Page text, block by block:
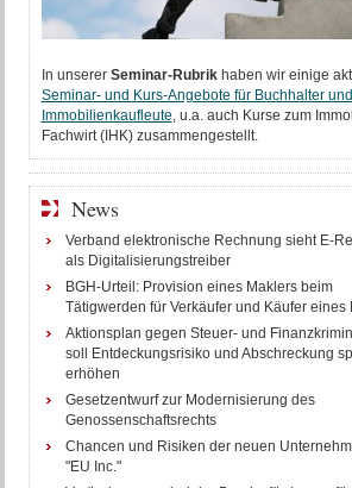
In unserer Seminar-Rubrikhaben wir einige
Seminar- und Kurs-Angebote für Buchhalter und
Immobilienkaufleute, u.a. auch Kurse zum
Fachwirt (IHK) zusammengestellt.
News
Verband elektronische Rechnung sieht E-
als Digitalisierungstreiber
BGH-Urteil: Provision eines Maklers beim
Tätigwerden für Verkäufer und Käufer eines
Aktionsplan gegen Steuer- und
soll Entdeckungsrisiko und Abschreckung
erhöhen
Gesetzentwurf zur Modernisierung des
Genossenschaftsrechts
Chancen und Risiken der neuen
"EU Inc."